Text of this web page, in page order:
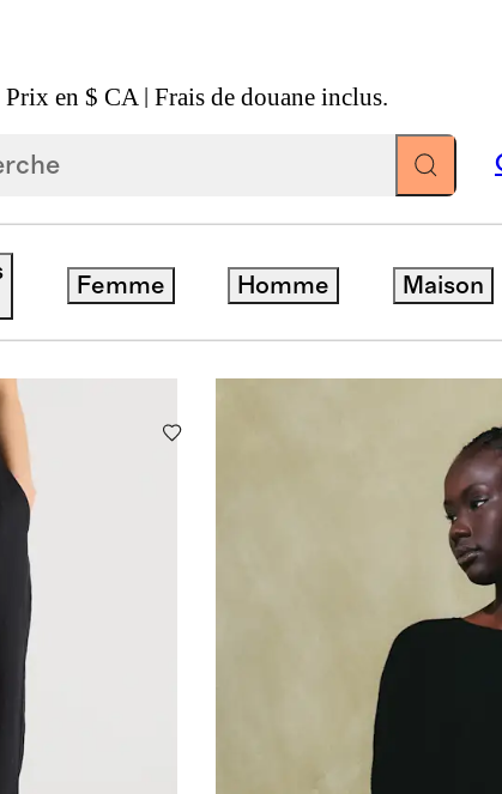
Prix en $ CA | Frais de douane inclus.
Femme Homme Maison
ALL